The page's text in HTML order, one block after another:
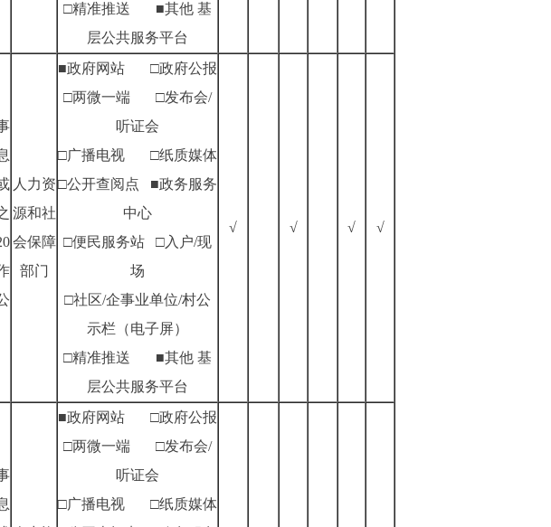
□精准推送
■其他 基
层公共服务平台
人力资
源和社
会保障
部门
■政府网站
□政府公报
□两微一端
□发布会/
听证会
□广播电视
□纸质媒体
□公开查阅点
■政务服务
中心
□便民服务站
□入户/现
场
□社区/企事业单位/村公
示栏（电子屏）
□精准推送
■其他 基
层公共服务平台
√ √ √ √
■政府网站
□政府公报
□两微一端
□发布会/
听证会
□广播电视
□纸质媒体